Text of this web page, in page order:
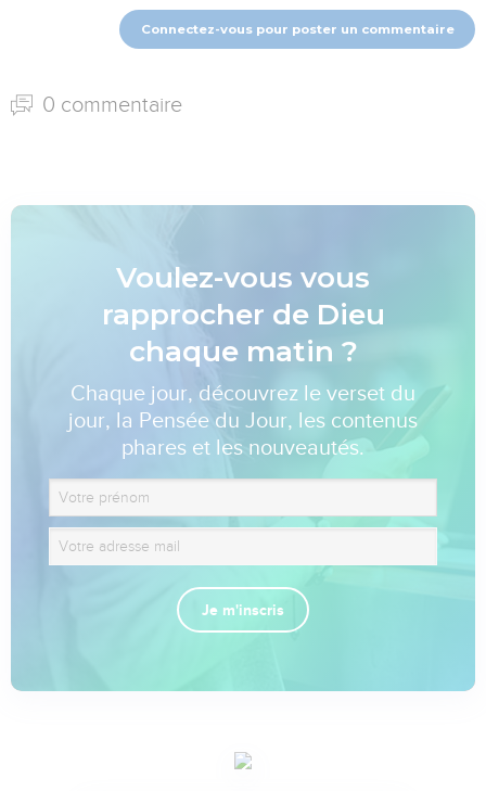
Connectez-vous pour poster un commentaire
0 commentaire
Voulez-vous vous
rapprocher de Dieu
chaque matin ?
Chaque jour, découvrez le verset du
jour, la Pensée du Jour, les contenus
phares et les nouveautés.
Je m'inscris